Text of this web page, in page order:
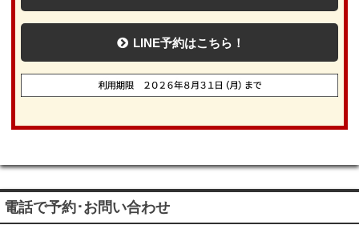
LINE予約はこちら！
電話で予約･お問い合わせ